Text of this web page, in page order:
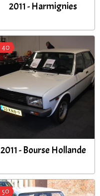
2011 - Harmignies
40
2011 - Bourse Hollande
50